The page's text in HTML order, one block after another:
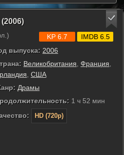
выпуска: 2006
Великобритания Франция
США
Драмы
1 ч 52 мин
HD (720p)
KP 6.7 IMDB 6.5